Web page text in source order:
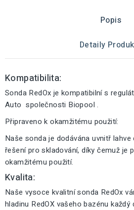
Popis
Detaily
Kompatibilita:
Sonda RedOx je kompatibilní s
Auto společnosti Biopool .
Připraveno k okamžitému použití:
Naše sonda je dodávána uvnitř
řešení pro skladování, díky čemuž je
okamžitému použití.
Kvalita:
Naše vysoce kvalitní sonda RedOx
hladinu RedOX vašeho bazénu